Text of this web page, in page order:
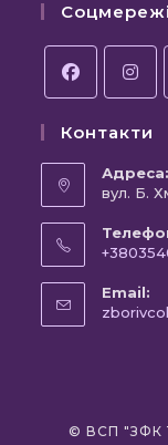
Соцмережі
Контакти
Адреса:
вул. Б.
Email:
© ВСП "ЗФК